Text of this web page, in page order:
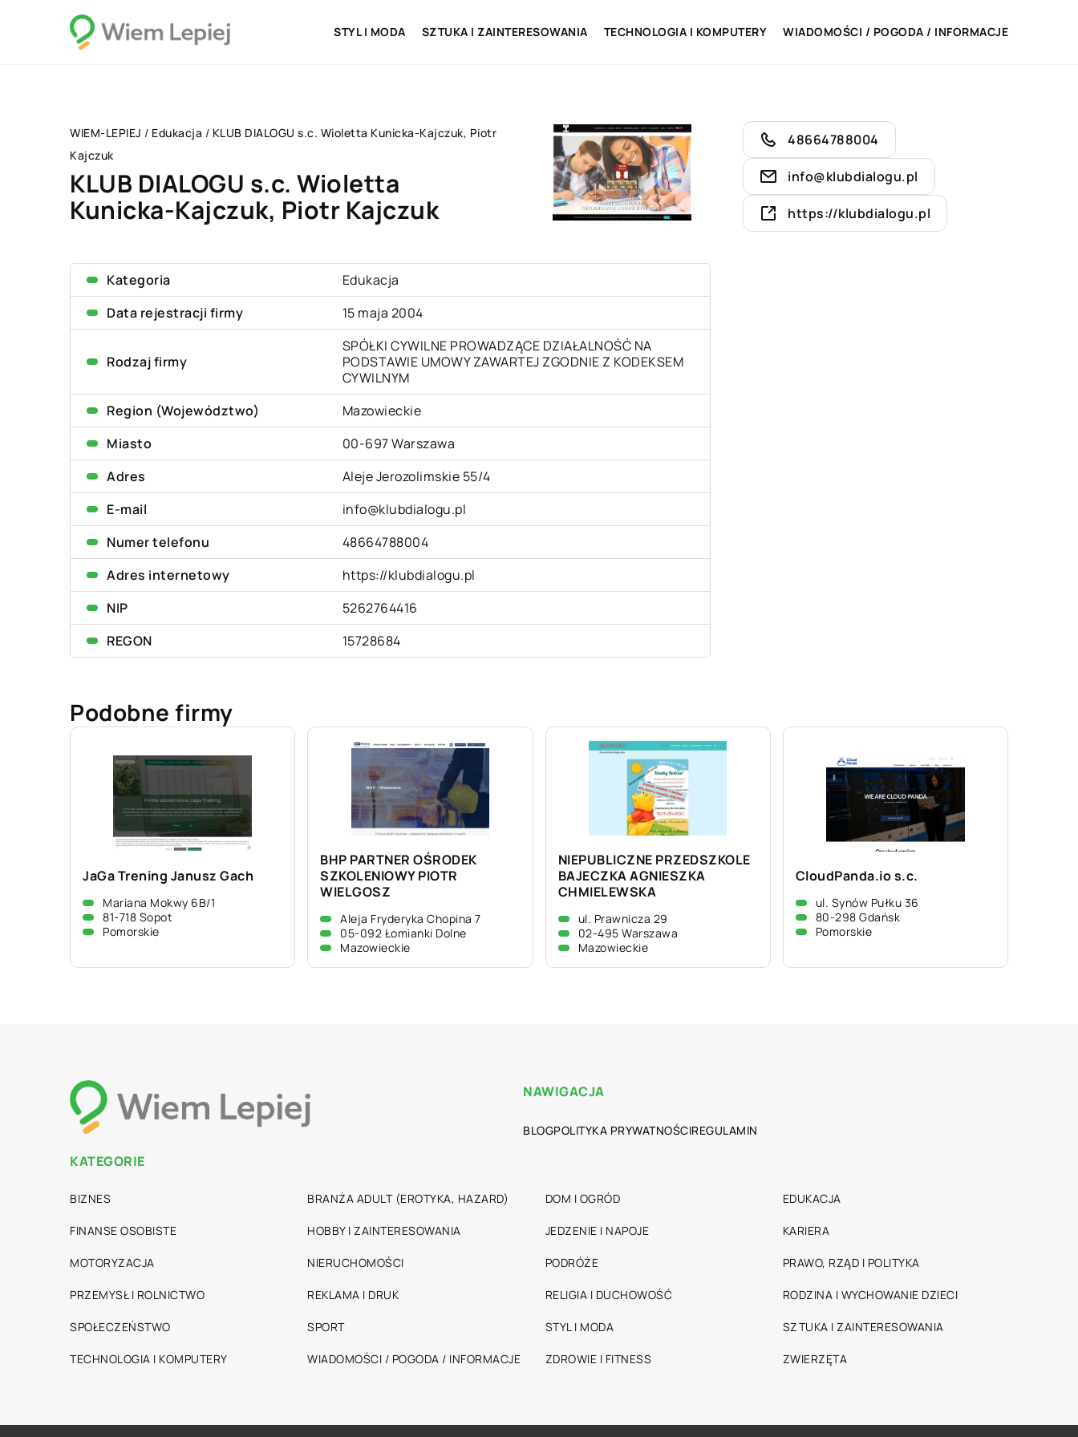
STYL I MODA SZTUKA I ZAINTERESOWANIA TECHNOLOGIA I KOMPUTERY WIADOMOŚCI / POGODA / INFORMACJE
WIEM-LEPIEJ / Edukacja / KLUB DIALOGU s.c. Wioletta Kunicka-Kajczuk, Piotr
Kajczuk
KLUB DIALOGU s.c. Wioletta
Kunicka-Kajczuk, Piotr Kajczuk
Kategoria
Edukacja
Data rejestracji firmy
15 maja 2004
Rodzaj firmy
SPÓŁKI CYWILNE PROWADZĄCE DZIAŁALNOŚĆ NA
PODSTAWIE UMOWY ZAWARTEJ ZGODNIE Z KODEKSEM
CYWILNYM
Region (Województwo)
Mazowieckie
Miasto
00-697 Warszawa
Adres
Aleje Jerozolimskie 55/4
E-mail
info@klubdialogu.pl
Numer telefonu
48664788004
Adres internetowy
https://klubdialogu.pl
NIP
5262764416
REGON
15728684
48664788004
info@klubdialogu.pl
https://klubdialogu.pl
Podobne firmy
JaGa Trening Janusz Gach
Mariana Mokwy 6B/1
81-718 Sopot
Pomorskie
BHP PARTNER OŚRODEK
SZKOLENIOWY PIOTR
WIELGOSZ
Aleja Fryderyka Chopina 7
05-092 Łomianki Dolne
Mazowieckie
NIEPUBLICZNE PRZEDSZKOLE
BAJECZKA AGNIESZKA
CHMIELEWSKA
ul. Prawnicza 29
02-495 Warszawa
Mazowieckie
CloudPanda.io s.c.
ul. Synów Pułku 36
80-298 Gdańsk
Pomorskie
NAWIGACJA
BLOGPOLITYKA PRYWATNOŚCIREGULAMIN
KATEGORIE
BIZNES BRANŻA ADULT (EROTYKA, HAZARD) DOM I OGRÓD EDUKACJA
FINANSE OSOBISTE HOBBY I ZAINTERESOWANIA JEDZENIE I NAPOJE KARIERA
MOTORYZACJA NIERUCHOMOŚCI PODRÓŻE PRAWO, RZĄD I POLITYKA
PRZEMYSŁ I ROLNICTWO REKLAMA I DRUK RELIGIA I DUCHOWOŚĆ RODZINA I WYCHOWANIE DZIECI
SPOŁECZEŃSTWO SPORT STYL I MODA SZTUKA I ZAINTERESOWANIA
TECHNOLOGIA I KOMPUTERY WIADOMOŚCI / POGODA / INFORMACJE ZDROWIE I FITNESS ZWIERZĘTA